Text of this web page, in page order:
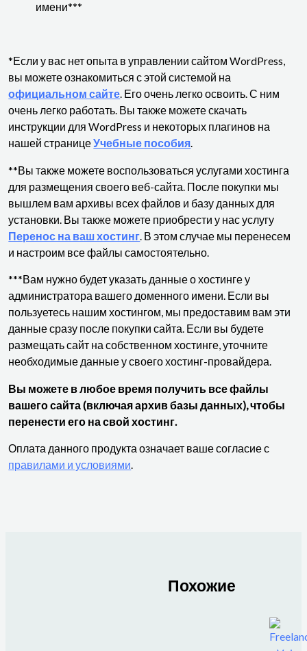
имени***
*Если у вас нет опыта в управлении сайтом WordPress,
вы можете ознакомиться с этой системой на
официальном сайте. Его очень легко освоить. С ним
очень легко работать. Вы также можете скачать
инструкции для WordPress и некоторых плагинов на
нашей страницеУчебные пособия.
**Вы также можете воспользоваться услугами хостинга
для размещения своего веб-сайта. После покупки мы
вышлем вам архивы всех файлов и базу данных для
установки. Вы также можете приобрести у нас услугу
Перенос на ваш хостинг. В этом случае мы перенесем
и настроим все файлы самостоятельно.
***Вам нужно будет указать данные о хостинге у
администратора вашего доменного имени. Если вы
пользуетесь нашим хостингом, мы предоставим вам эти
данные сразу после покупки сайта. Если вы будете
размещать сайт на собственном хостинге, уточните
необходимые данные у своего хостинг-провайдера.
Вы можете в любое время получить все файлы
вашего сайта (включая архив базы данных), чтобы
перенести его на свой хостинг.
Оплата данного продукта означает ваше согласие с
правилами и условиями.
Похожие